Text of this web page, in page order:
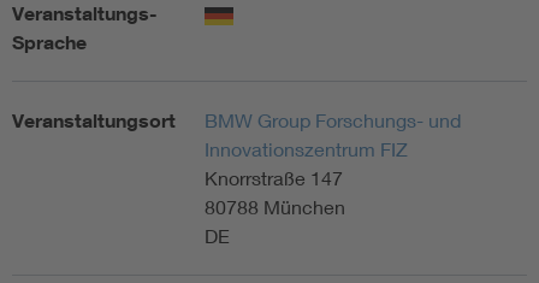
Veranstaltungs-
Sprache
Veranstaltungsort
BMW Group Forschungs- und
Innovationszentrum FIZ
Knorrstraße 147
80788 München
DE